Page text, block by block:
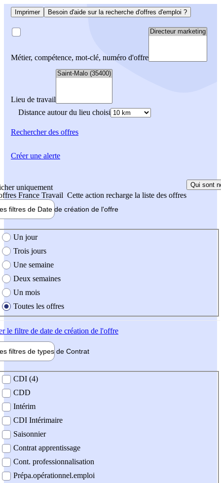
Imprimer Besoin d'aide sur la recherche d'offres d'emploi ?
Métier, compétence, mot-clé, numéro d'offre
Lieu de travail
Distance autour du lieu choisi
Rechercherdes offres
uniquement
France Travail Cette action recharge la liste des offres
Qui sont
filtres de Date de création de l'offre
création de l'offre
Un jour
Trois jours
Une semaine
Deux semaines
Un mois
Toutes les offres
le filtre de date de création de l'offre
filtres de types de Contrat
contrat
CDI (4)
CDD
Intérim
CDI Intérimaire
Saisonnier
Contrat apprentissage
Cont. professionnalisation
Prépa.opérationnel.emploi
Créer une alerte